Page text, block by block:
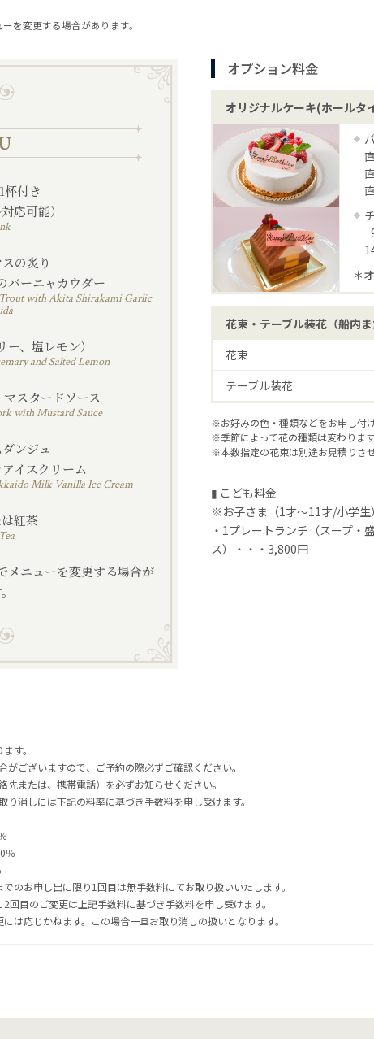
を変更する場合があります。
杯付き
応可能）
の炙り
バーニャカウダー
Trout with Akita Shirakami Garlic
、塩レモン）
and Salted Lemon
スタードソース
with Mustard Sauce
ンジュ
イスクリーム
Milk Vanilla Ice Cream
紅茶
メニューを変更する場合が
オプション料金
オリジナルケーキ(ホールタ
＊
花束・テーブル装花（船内
花束
テーブル装花
※お好みの色・種類などをお申し付け
※季節によって花の種類は変わります
※本数指定の花束は別途お見積りさ
▮ こども料金
※お子さま（1才～11才/小学生
・1プレートランチ（スープ・
ス）・・・3,800円
す。
ございますので、ご予約の際必ずご確認ください。
または、携帯電話）を必ずお知らせください。
消しには下記の料率に基づき手数料を申し受けます。
％
のお申し出に限り1回目は無手数料にてお取り扱いいたします。
回目のご変更は上記手数料に基づき手数料を申し受けます。
は応じかねます。この場合一旦お取り消しの扱いとなります。